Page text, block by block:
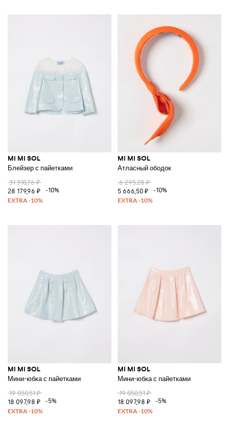
MI MI SOL
Блейзер с пайетками
31 310,76 ₽
28 179,96 ₽
-10%
MI MI SOL
Атласный ободок
6 295,28 ₽
5 666,50 ₽
-10%
MI MI SOL
Мини-юбка с пайетками
19 050,51 ₽
18 097,98 ₽
-5%
MI MI SOL
Мини-юбка с пайетками
19 050,51 ₽
18 097,98 ₽
-5%